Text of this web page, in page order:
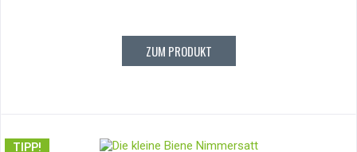
ZUM PRODUKT
TIPP!